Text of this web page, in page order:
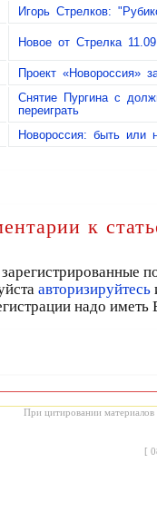
Игорь Стрелков:
Новое от Стрелка
Проект «Новороссия»
Снятие Пургина с
переиграть
Новороссия: быть или
к
авторизируйтесь
надо
При цитировании материалов
[